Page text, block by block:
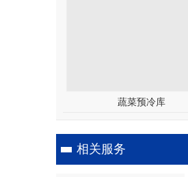
蔬菜预冷库
相关服务